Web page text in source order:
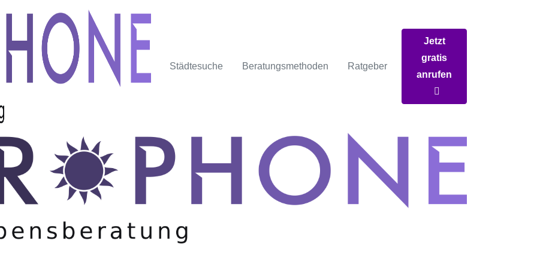
Städtesuche Beratungsmethoden Ratgeber
Jetzt
gratis
anrufen